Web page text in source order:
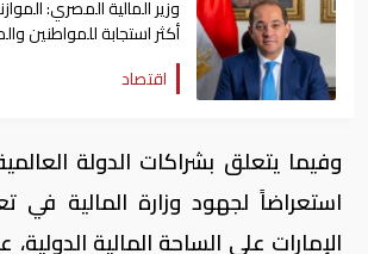
وزير المالية المصري:
أكثر استجابة للمواطنين
اقتصاد
وفيما يتعلق بشراكات الدولة
استعراضاً لجهود وزارة المالية في